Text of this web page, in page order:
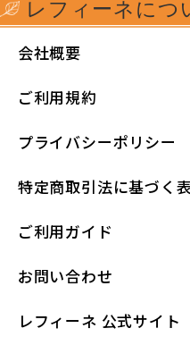
レフィーネにつ
会社概要
ご利用規約
プライバシーポリシー
特定商取引法に基づく
ご利用ガイド
お問い合わせ
レフィーネ 公式サイト